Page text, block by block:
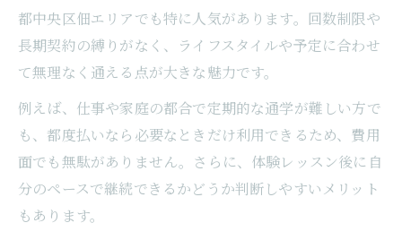
都中央区佃エリアでも特に人気があります。回数制限や
長期契約の縛りがなく、ライフスタイルや予定に合わせ
て無理なく通える点が大きな魅力です。
例えば、仕事や家庭の都合で定期的な通学が難しい方で
も、都度払いなら必要なときだけ利用できるため、費用
面でも無駄がありません。さらに、体験レッスン後に自
分のペースで継続できるかどうか判断しやすいメリット
もあります。